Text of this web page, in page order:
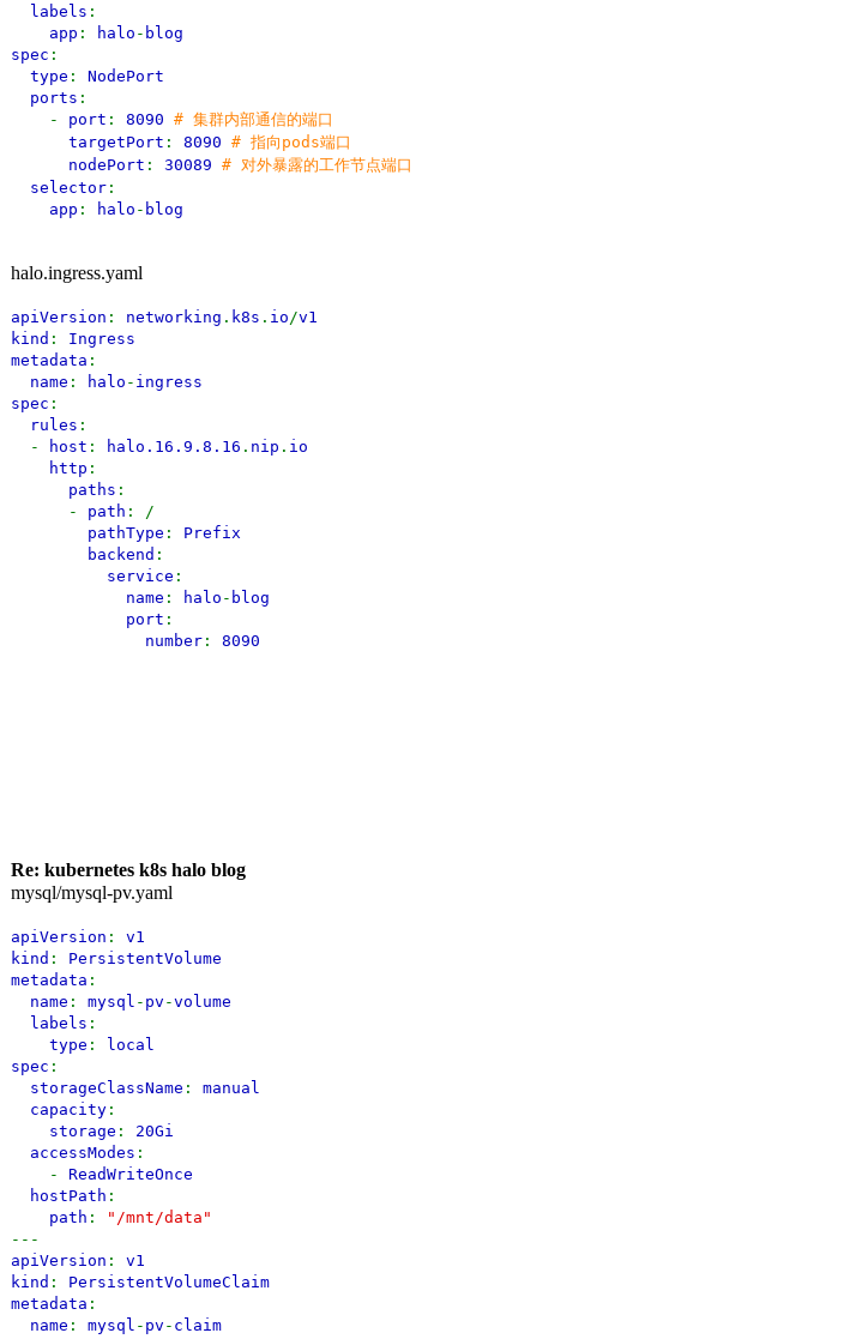
labels :
app : halo - blog
spec :
type : NodePort
ports :
- port : 8090 # 集群内部通信的端口
targetPort : 8090 # 指向pods端口
nodePort : 30089 # 对外暴露的工作节点端口
selector :
app : halo - blog
halo.ingress.yaml
apiVersion : networking . k8s . io /v1
kind : Ingress
metadata :
name : halo - ingress
spec :
rules :
-
host : halo.16.9.8.16 . nip . io
http :
paths :
- path : /
pathType : Prefix
backend :
service :
name : halo - blog
port :
number : 8090
Re: kubernetes k8s halo blog
mysql/mysql-pv.yaml
apiVersion : v1
kind : PersistentVolume
metadata :
name : mysql - pv -volume
labels :
type : local
spec :
storageClassName : manual
capacity :
storage : 20Gi
accessModes :
- ReadWriteOnce
hostPath :
path :
"/mnt/data"
---
apiVersion : v1
kind : PersistentVolumeClaim
metadata :
name : mysql - pv - claim